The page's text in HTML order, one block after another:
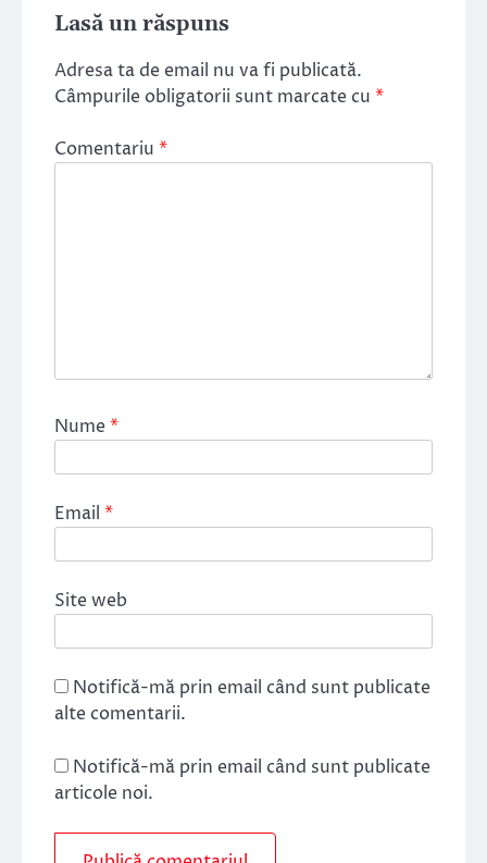
Lasă un răspuns
Adresa ta de email nu va fi publicată.
Câmpurile obligatorii sunt marcate cu *
Comentariu *
Nume*
Email *
Site web
Notifică-mă prin email când sunt publicate
alte comentarii.
Notifică-mă prin email când sunt publicate
articole noi.